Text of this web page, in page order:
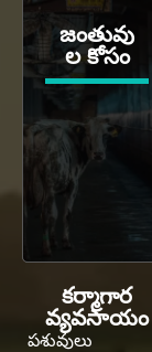
జంతువు
ల కోసం
కర్మాగార
వ్యవసాయం
పశువులు